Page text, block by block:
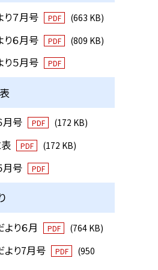
７月号 PDF (663 KB)
６月号 PDF (809 KB)
５月号 PDF
月号 PDF (172 KB)
PDF (172 KB)
月号 PDF
り６月 PDF (764 KB)
より7月号 PDF
(950